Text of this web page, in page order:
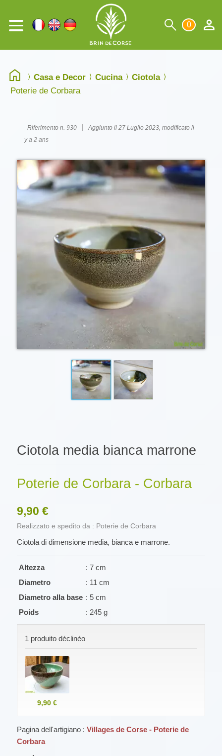
0
Casa e Decor Cucina
Ciotola
Poterie de Corbara
Riferimento n. 930 |
Aggiunto il 27 Luglio 2023, modificato il
y a 2 ans
Ciotola media bianca marrone
Poterie de Corbara - Corbara
9,90 €
Realizzato e spedito da : Poterie de Corbara
Ciotola di dimensione media, bianca e marrone.
Altezza
: 7 cm
Diametro
: 11 cm
Diametro alla base : 5 cm
Poids
: 245 g
1 produito déclinéo
9,90 €
Pagina dell'artigiano : Villages de Corse - Poterie de
Corbara